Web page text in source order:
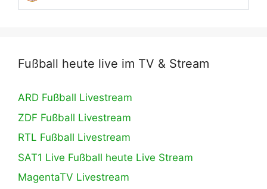
Fußball heute live im TV & Stream
ARD Fußball Livestream
ZDF Fußball Livestream
RTL Fußball Livestream
SAT1 Live Fußball heute Live Stream
MagentaTV Livestream